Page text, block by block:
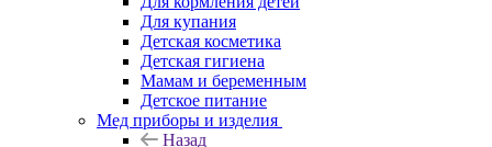
Для купания
Детская косметика
Детская гигиена
Мамам и беременным
Детское питание
Мед приборы и изделия
Назад